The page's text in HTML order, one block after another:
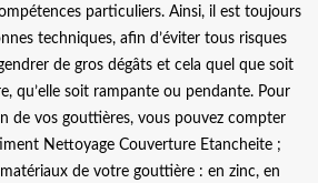
particuliers. Ainsi, il est toujours
techniques, afin d’éviter tous risques
de gros dégâts et cela quel que soit
qu’elle soit rampante ou pendante. Pour
de vos gouttières, vous pouvez compter
Nettoyage Couverture Etancheite ;
de votre gouttière : en zinc, en